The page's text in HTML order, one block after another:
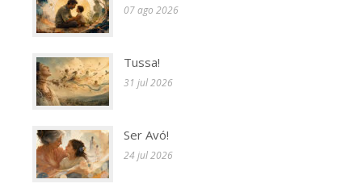
07 ago 2026
Tussa!
31 jul 2026
Ser Avó!
24 jul 2026